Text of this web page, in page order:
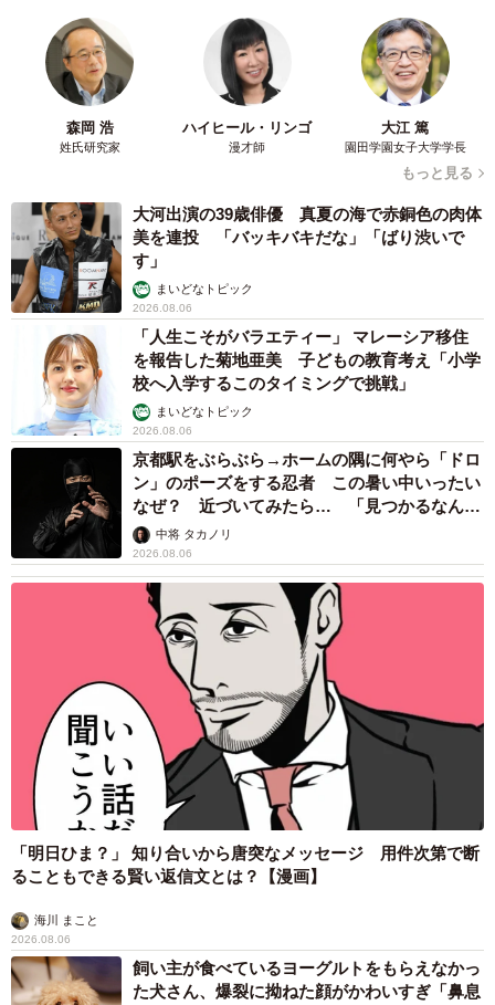
森岡 浩
姓氏研究家
ハイヒール・リンゴ
漫才師
大江 篤
園田学園女子大学学長
もっと見る
大河出演の39歳俳優 真夏の海で赤銅色の肉体
美を連投 「バッキバキだな」「ばり渋いで
す」
まいどなトピック
2026.08.06
「人生こそがバラエティー」 マレーシア移住
を報告した菊地亜美 子どもの教育考え「小学
校へ入学するこのタイミングで挑戦」
まいどなトピック
2026.08.06
京都駅をぶらぶら→ホームの隅に何やら「ドロ
ン」のポーズをする忍者 この暑い中いったい
なぜ？ 近づいてみたら… 「見つかるなんて
未熟」中将 タカノリ
2026.08.06
「明日ひま？」 知り合いから唐突なメッセージ 用件次第で断
ることもできる賢い返信文とは？【漫画】
海川 まこと
2026.08.06
飼い主が食べているヨーグルトをもらえなかっ
た犬さん、爆裂に拗ねた顔がかわいすぎ「鼻息